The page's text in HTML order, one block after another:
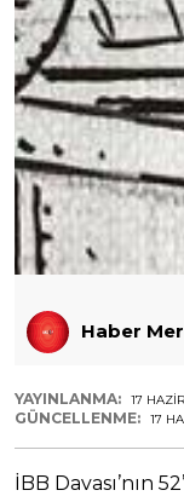
Haber
YAYINLANMA: 17
GÜNCELLENME: 17
İBB Davası’nın